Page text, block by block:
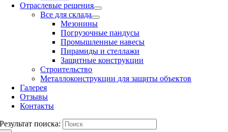
Отраслевые решения
Все для склада
Мезонины
Погрузочные пандусы
Промышленные навесы
Пирамиды и стеллажи
Защитные конструкции
Строительство
Металлоконструкции для защиты объектов
Галерея
Отзывы
Контакты
Результат поиска: